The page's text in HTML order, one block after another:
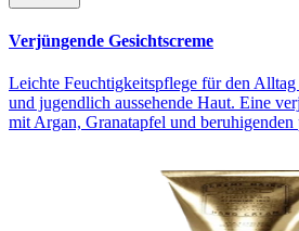
Verjüngende Gesichtscreme
Leichte Feuchtigkeitspflege für den Alltag
und jugendlich aussehende Haut. Eine
mit Argan, Granatapfel und